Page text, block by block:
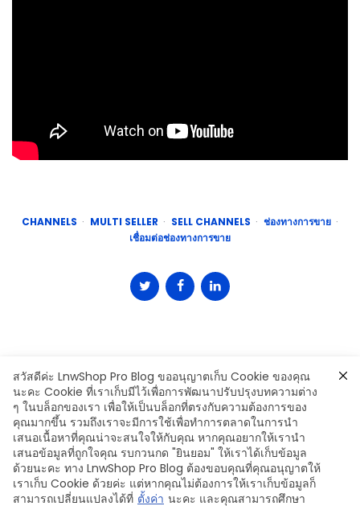
CHANNELS MULTI SELLER SELL CHANNELS
ช่องทางการขาย
เชื่อมต่อช่องทางการขาย
Leave a Comment
สวัสดีค่ะ LnwShop Pro Blog ขออนุญาตเก็บ Cookie ของคุณ
นะคะ Cookie ที่เราเก็บมีไว้เพื่อการพัฒนาปรับปรุงบทความต่าง
ๆ ในบล็อกของเรา เพื่อให้เป็นบล็อกที่ตรงกับความต้องการของ
คุณมากขึ้น รวมถึงเราจะมีการใช้เพื่อทำการตลาดในการนำ
เสนอเนื้อหาที่คุณน่าจะสนใจให้กับคุณ หากคุณอยากให้เรานำ
เสนอข้อมูลที่ถูกใจคุณ รบกวนกด "ยินยอม" ให้เราได้เก็บข้อมูล
ด้วยนะคะ ทาง LnwShop Pro Blog ต้องขอบคุณที่คุณอนุญาตให้
เราเก็บ Cookie ด้วยค่ะ แต่หากคุณไม่ต้องการให้เราเก็บข้อมูลก็
สามารถเปลี่ยนแปลงได้ที่ ตั้งค่า นะคะ และคุณสามารถศึกษา